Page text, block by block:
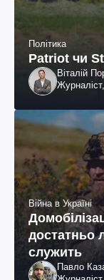
Політика
Patriot чи
Віталій
Війна в Україні
достатньо
служить
Павло